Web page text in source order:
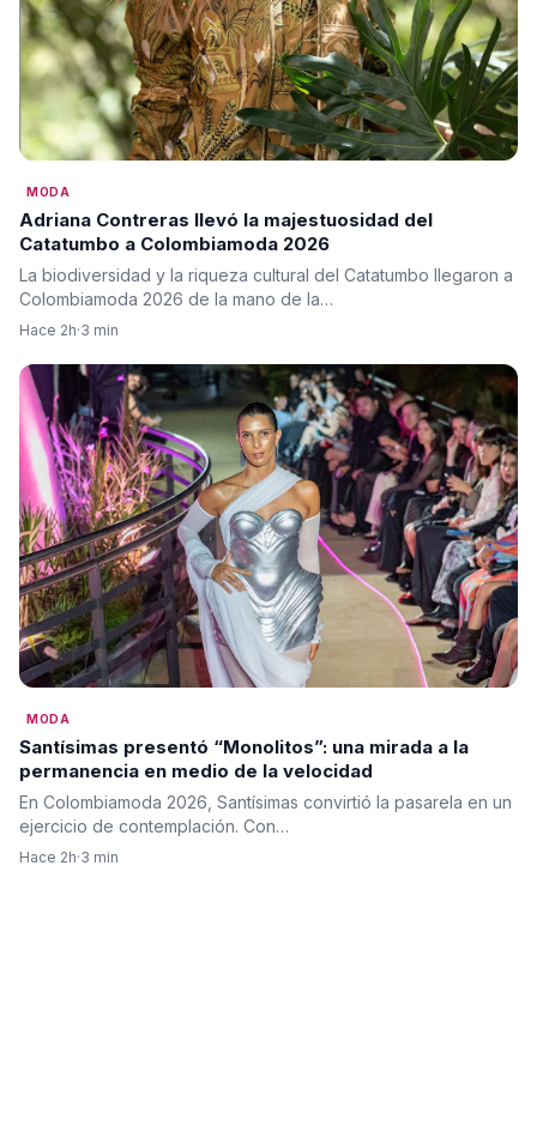
MODA
Adriana Contreras llevó la majestuosidad del
Catatumbo a Colombiamoda 2026
La biodiversidad y la riqueza cultural del Catatumbo llegaron a
Colombiamoda 2026 de la mano de la…
Hace 2h·3 min
MODA
Santísimas presentó “Monolitos”: una mirada a la
permanencia en medio de la velocidad
En Colombiamoda 2026, Santísimas convirtió la pasarela en un
ejercicio de contemplación. Con…
Hace 2h·3 min